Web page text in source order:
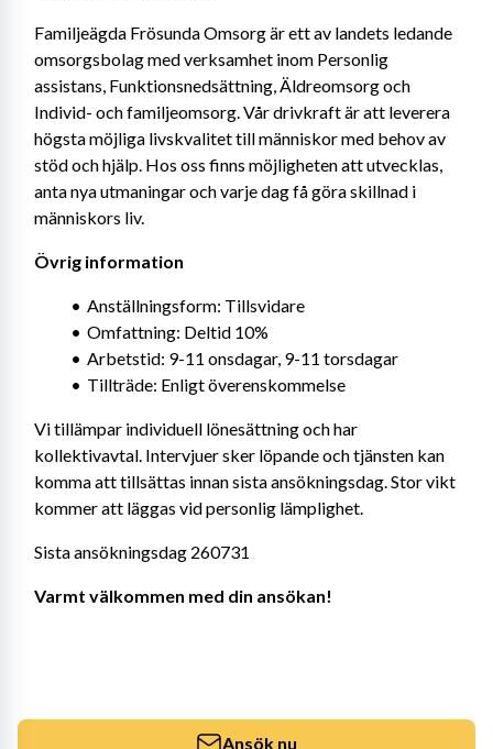
Familjeägda Frösunda Omsorg är ett av landets ledande
omsorgsbolag med verksamhet inom Personlig
assistans, Funktionsnedsättning, Äldreomsorg och
Individ- och familjeomsorg. Vår drivkraft är att leverera
högsta möjliga livskvalitet till människor med behov av
stöd och hjälp. Hos oss finns möjligheten att utvecklas,
anta nya utmaningar och varje dag få göra skillnad i
människors liv.
Övrig information
Anställningsform: Tillsvidare
Omfattning: Deltid 10%
Arbetstid: 9-11 onsdagar, 9-11 torsdagar
Tillträde: Enligt överenskommelse
Vi tillämpar individuell lönesättning och har
kollektivavtal. Intervjuer sker löpande och tjänsten kan
komma att tillsättas innan sista ansökningsdag. Stor vikt
kommer att läggas vid personlig lämplighet.
Sista ansökningsdag 260731
Varmt välkommen med din ansökan!
Ansök nu